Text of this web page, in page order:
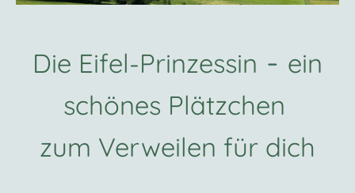
Die Eifel-Prinzessin - ein
schönes Plätzchen
zum Verweilen für dich